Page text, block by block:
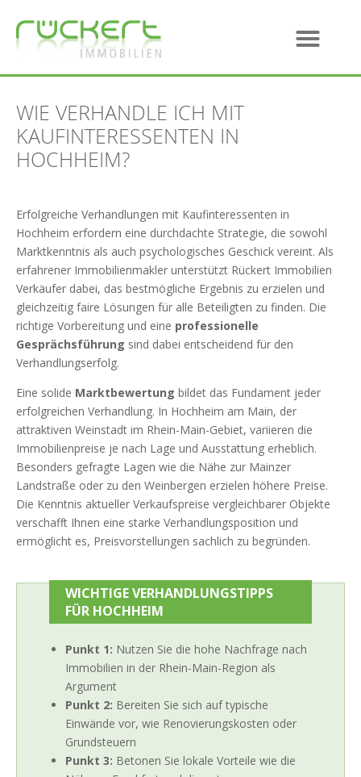
WIE VERHANDLE ICH MIT
KAUFINTERESSENTEN IN
HOCHHEIM?
Erfolgreiche Verhandlungen mit Kaufinteressenten in
Hochheim erfordern eine durchdachte Strategie, die sowohl
Marktkenntnis als auch psychologisches Geschick vereint. Als
erfahrener Immobilienmakler unterstützt Rückert Immobilien
Verkäufer dabei, das bestmögliche Ergebnis zu erzielen und
gleichzeitig faire Lösungen für alle Beteiligten zu finden. Die
richtige Vorbereitung und eine professionelle
Gesprächsführung sind dabei entscheidend für den
Verhandlungserfolg.
Eine solide Marktbewertung bildet das Fundament jeder
erfolgreichen Verhandlung. In Hochheim am Main, der
attraktiven Weinstadt im Rhein-Main-Gebiet, variieren die
Immobilienpreise je nach Lage und Ausstattung erheblich.
Besonders gefragte Lagen wie die Nähe zur Mainzer
Landstraße oder zu den Weinbergen erzielen höhere Preise.
Die Kenntnis aktueller Verkaufspreise vergleichbarer Objekte
verschafft Ihnen eine starke Verhandlungsposition und
ermöglicht es, Preisvorstellungen sachlich zu begründen.
WICHTIGE VERHANDLUNGSTIPPS
FÜR HOCHHEIM
Punkt 1: Nutzen Sie die hohe Nachfrage nach
Immobilien in der Rhein-Main-Region als
Argument
Punkt 2: Bereiten Sie sich auf typische
Einwände vor, wie Renovierungskosten oder
Grundsteuern
Punkt 3: Betonen Sie lokale Vorteile wie die